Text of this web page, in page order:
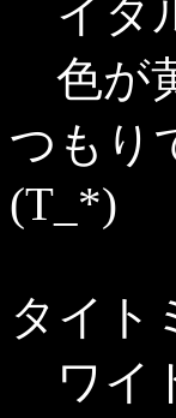
イタ
色が
つもり
(T_*)
タイト
ワイ